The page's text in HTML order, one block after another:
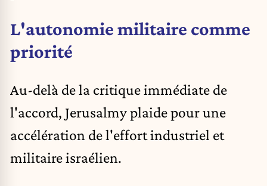
L'autonomie militaire comme
priorité
Au-delà de la critique immédiate de
l'accord, Jerusalmy plaide pour une
accélération de l'effort industriel et
militaire israélien.